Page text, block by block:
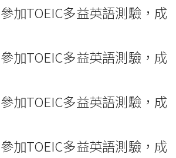
加TOEIC多益英語測驗，成
加TOEIC多益英語測驗，成
加TOEIC多益英語測驗，成
加TOEIC多益英語測驗，成